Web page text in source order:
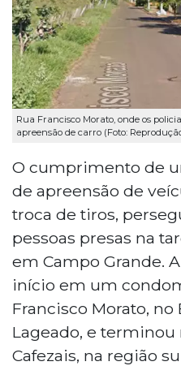
Rua Francisco Morato, onde os
apreensão de carro (Foto:
O cumprimento de
de apreensão de
troca de tiros,
pessoas presas na
em Campo Grande.
início em um
Francisco Morato,
Lageado, e terminou
Cafezais, na região